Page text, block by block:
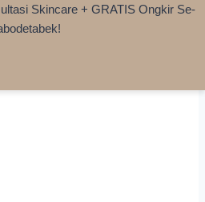
Skincare + GRATIS Ongkir Se-